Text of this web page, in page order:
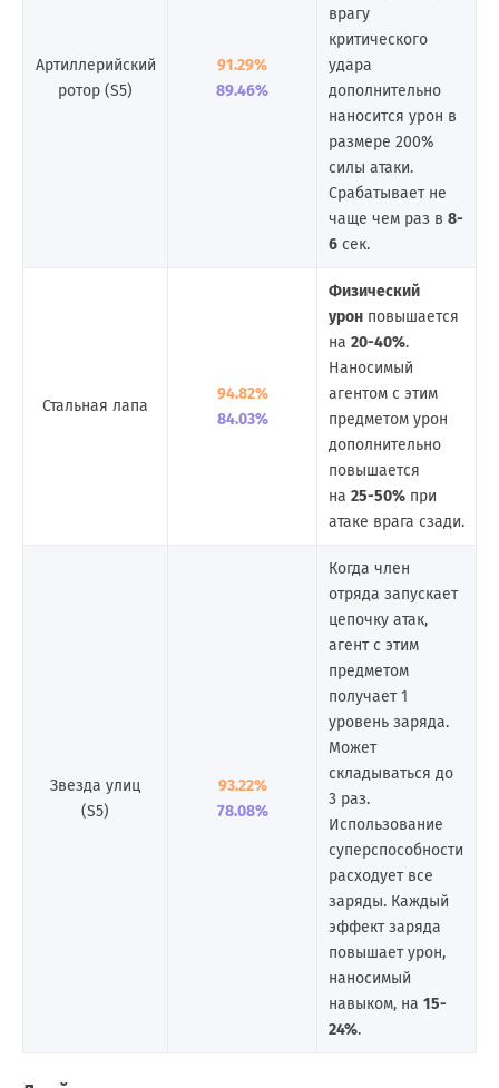
Артиллерийский
ротор (S5)
91.29%
89.46%
врагу
критического
удара
дополнительно
наносится урон в
размере 200%
силы атаки.
Срабатывает не
чаще чем раз в 8-
6сек.
Стальная лапа
94.82%
84.03%
Физический
уронповышается
на 20-40%.
Наносимый
агентом с этим
предметом урон
дополнительно
повышается
на 25-50%при
атаке врага сзади.
Звезда улиц
(S5)
93.22%
78.08%
Когда член
отряда запускает
цепочку атак,
агент с этим
предметом
получает 1
уровень заряда.
Может
складываться до
3 раз.
Использование
суперспособности
расходует все
заряды. Каждый
эффект заряда
повышает урон,
наносимый
навыком, на 15-
24%.